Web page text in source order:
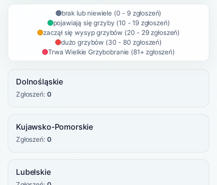
brak lub niewiele (0 - 9 zgłoszeń)
pojawiają się grzyby (10 - 19 zgłoszeń)
zaczął się wysyp grzybów (20 - 29 zgłoszeń)
dużo grzybów (30 - 80 zgłoszeń)
Trwa Wielkie Grzybobranie (81+ zgłoszeń)
Dolnośląskie
Zgłoszeń:0
Kujawsko-Pomorskie
Zgłoszeń:0
Lubelskie